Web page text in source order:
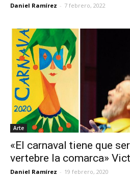
Daniel Ramírez - 7 febrero, 2022
Arte
«El carnaval tiene que
vertebre la comarca»
Daniel Ramírez - 19 febrero, 2020